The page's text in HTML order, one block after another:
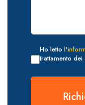
Ho letto l'
trattamento